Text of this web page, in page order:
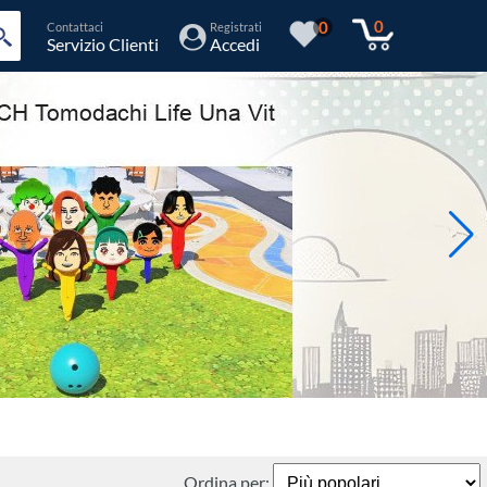
Contattaci
Servizio Clienti
Registrati
Accedi
0 0
Ordina per: